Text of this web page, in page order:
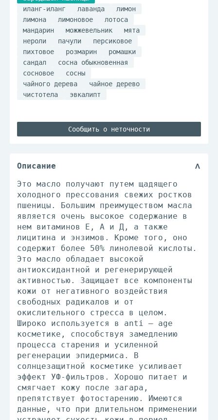
иланг-иланг
лаванда
лимон
лимона
лимоновое
лотоса
мандарин
можжевельник
мята
нероли
пачули
персиковое
пихтовое
розмарин
ромашки
сандал
сосна обыкновенная
сосновое
сосны
чайного дерева
чайное дерево
чистотела
эвкалипт
Сообщить о неточности
Описание
Это масло получают путем щадящего
холодного прессования свежих ростков
пшеницы. Большим преимуществом масла
является очень высокое содержание в
нем витаминов Е, А и Д, а также
лицитина и энзимов. Кроме того, оно
содержит более 50% линолевой кислоты.
Это масло обладает высокой
антиоксидантной и регенерирующей
активностью. Защищает все компоненты
кожи от негативного воздействия
свободных радикалов и от
окислительного стресса в целом.
Широко используется в anti – age
косметике, способствуя замедлению
процесса старения и усиленной
регенерации эпидермиса. В
солнцезащитной косметике усиливает
эффект УФ-фильтров. Хорошо питает и
смягчает кожу после загара,
препятствует фотостарению. Имеются
данные, что при длительном применении